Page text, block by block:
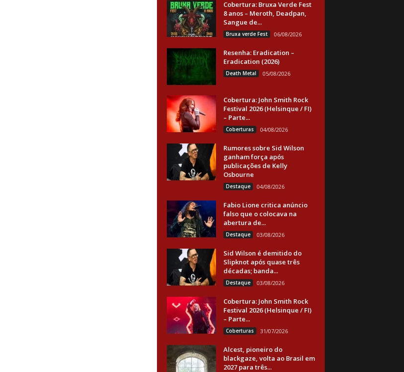
Cobertura: Bruxa Verde Fest
8 anos – Meroth, Deadpan,
Sangue de...
Bruxa verde Fest 06/08/2026
Resenha: Eradication –
Eradication (2026)
Death Metal 05/08/2026
Cobertura: John Smith Rock
Festival 2026 (Helsinque / FI)
– Parte...
Coberturas 04/08/2026
Rumores sobre Sid Wilson
ganham força após
publicações de Kelly
Osbourne
Destaque 04/08/2026
Fabio Lione critica anúncio
falso que o colocava na
abertura de...
Destaque 03/08/2026
Sid Wilson é demitido do
Slipknot após quase três
décadas; banda...
Destaque 03/08/2026
Cobertura: John Smith Rock
Festival 2026 (Helsinque / FI)
– Parte...
Coberturas 31/07/2026
Alcest, pioneiro do
blackgaze, volta ao Brasil em
2027 para três...